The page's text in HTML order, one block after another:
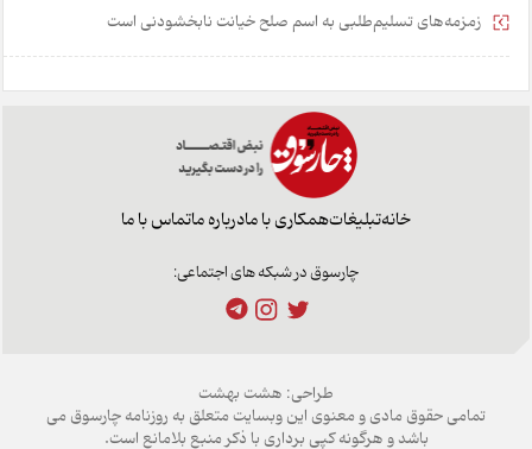
زمزمه‌های تسلیم‌طلبی به اسم صلح خیانت نابخشودنی است
خانهتبلیغاتهمکاری با مادرباره ماتماس با ما
چارسوق در شبکه های اجتماعی:
تمامی حقوق مادی و معنوی این وبسایت متعلق به روزنامه چارسوق می
باشد و هرگونه کپی برداری با ذکر منبع بلامانع است.
طراحی: هشت بهشت